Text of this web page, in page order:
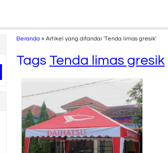
Beranda »Artikel yang ditandai 'Tenda limas gresik'
Tags Tenda limas gresik